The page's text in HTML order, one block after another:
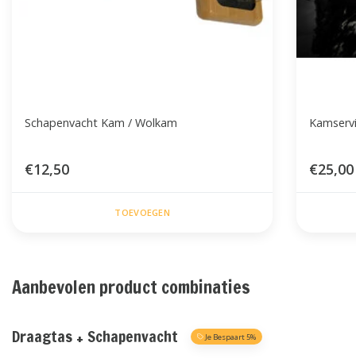
Schapenvacht Kam / Wolkam
€12,50
TOEVOEGEN
€25,00
Aanbevolen product combinaties
Draagtas + Schapenvacht Je Bespaart 5%